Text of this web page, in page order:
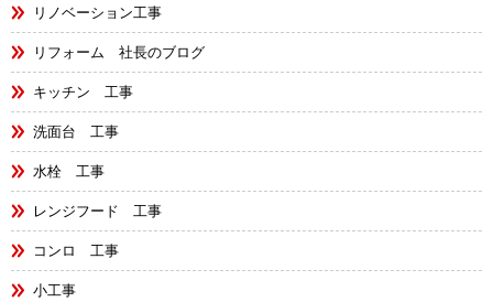
リノベーション工事
リフォーム 社長のブログ
キッチン 工事
洗面台 工事
水栓 工事
レンジフード 工事
コンロ 工事
小工事